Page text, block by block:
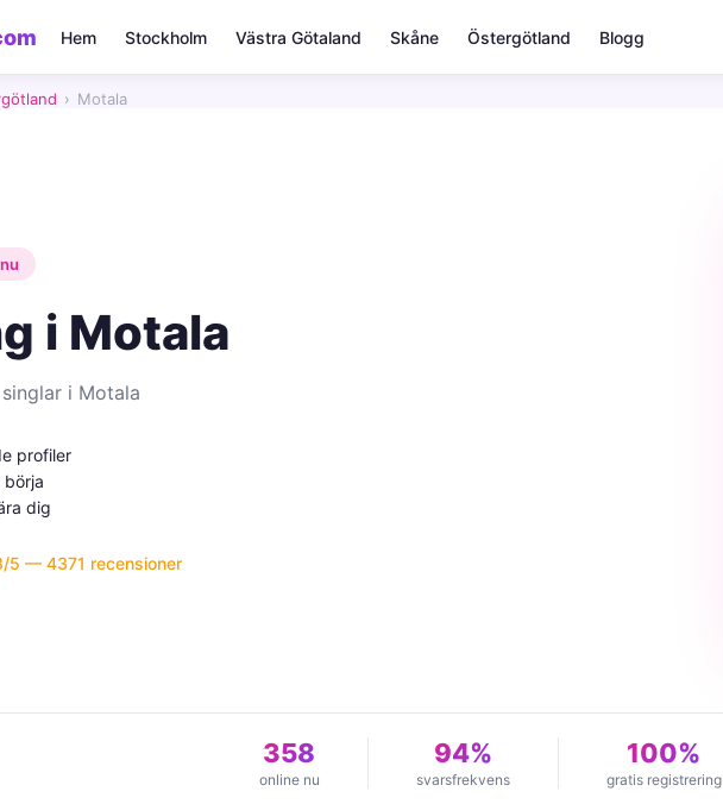
Hem Stockholm Västra Götaland Skåne Östergötland Blogg
› Motala
i Motala
i Motala
profiler
dig
4371 recensioner
358
online nu
94%
svarsfrekvens
100%
gratis registrering